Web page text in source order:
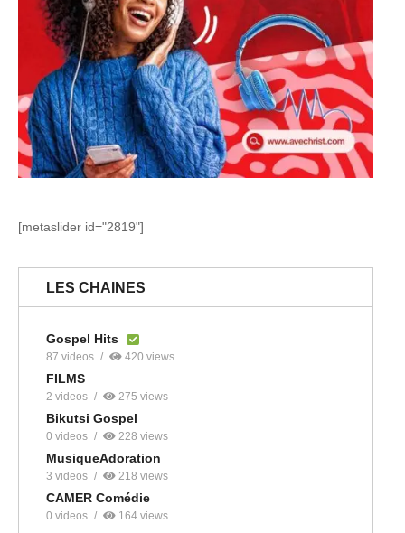
[metaslider id="2819"]
LES CHAINES
Gospel Hits
87 videos 420 views
FILMS
2 videos 275 views
Bikutsi Gospel
0 videos 228 views
MusiqueAdoration
3 videos 218 views
CAMER Comédie
0 videos 164 views